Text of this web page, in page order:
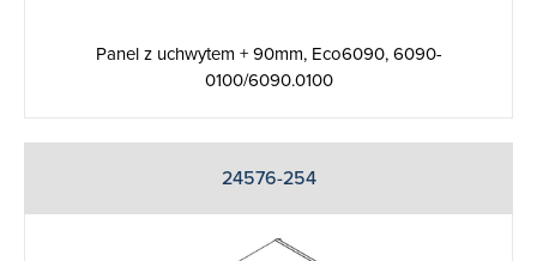
Panel z uchwytem + 90mm, Eco6090, 6090-
0100/6090.0100
24576-254